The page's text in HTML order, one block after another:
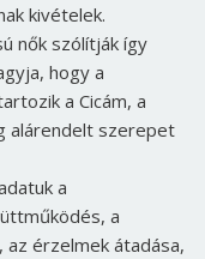
kivételek.
nők szólítják így
hogy a
a Cicám, a
alárendelt szerepet
a
a
érzelmek átadása,